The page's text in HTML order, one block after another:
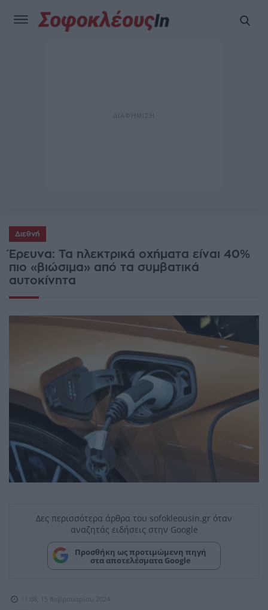
Διεθνή
Έρευνα: Τα ηλεκτρικά οχήματα είναι 40%
πιο «βιώσιμα» από τα συμβατικά
αυτοκίνητα
Δες περισσότερα άρθρα του sofokleousin.gr όταν
αναζητάς ειδήσεις στην Google
Προσθήκη ως προτιμώμενη πηγή
στα αποτελέσματα Google
11:08, 15 Φεβρουαρίου 2024